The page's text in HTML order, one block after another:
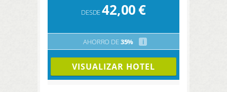
DESDE42,00€
AHORRO DE35% i
VISUALIZAR HOTEL